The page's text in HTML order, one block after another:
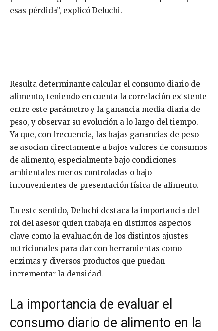
esas pérdida”, explicó Deluchi.
Resulta determinante calcular el consumo diario de
alimento, teniendo en cuenta la correlación existente
entre este parámetro y la ganancia media diaria de
peso, y observar su evolución a lo largo del tiempo.
Ya que, con frecuencia, las bajas ganancias de peso
se asocian directamente a bajos valores de consumos
de alimento, especialmente bajo condiciones
ambientales menos controladas o bajo
inconvenientes de presentación física de alimento.
En este sentido, Deluchi destaca la importancia del
rol del asesor quien trabaja en distintos aspectos
clave como la evaluación de los distintos ajustes
nutricionales para dar con herramientas como
enzimas y diversos productos que puedan
incrementar la densidad.
La importancia de evaluar el
consumo diario de alimento en la